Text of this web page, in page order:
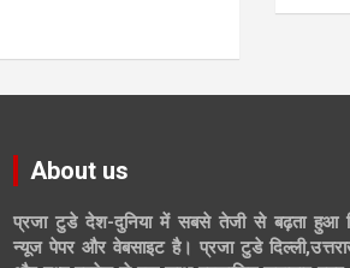
About us
प्रजा टुडे देश-दुनिया में सबसे तेजी से बढ़ता हुआ
न्यूज पेपर और वेबसाइट है। प्रजा टुडे